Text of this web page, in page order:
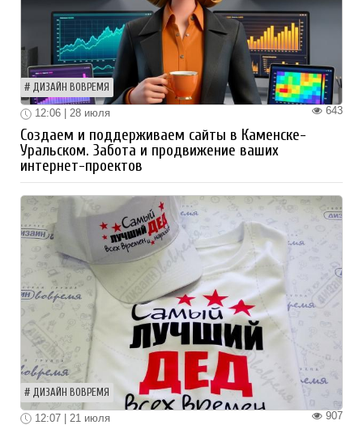
ДИЗАЙН ВОВРЕМЯ
643
12:06 | 28 июля
Создаем и поддерживаем сайты в Каменске-
Уральском. Забота и продвижение ваших
интернет-проектов
ДИЗАЙН ВОВРЕМЯ
907
12:07 | 21 июля